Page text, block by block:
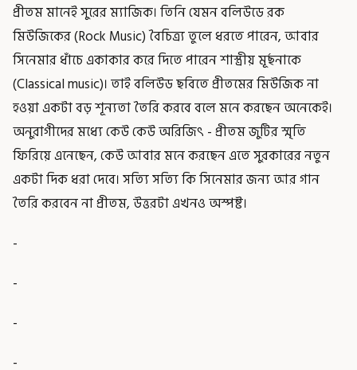
প্রীতম মানেই সুরের ম্যাজিক। তিনি যেমন বলিউডে রক
মিউজিকের (Rock Music) বৈচিত্র্য তুলে ধরতে পারেন, আবার
সিনেমার ধাঁচে একাকার করে দিতে পারেন শাস্ত্রীয় মূর্ছনাকে
(Classical music)। তাই বলিউড ছবিতে প্রীতমের মিউজিক না
হওয়া একটা বড় শূন্যতা তৈরি করবে বলে মনে করছেন অনেকেই।
অনুরাগীদের মধ্যে কেউ কেউ অরিজিৎ - প্রীতম জুটির স্মৃতি
ফিরিয়ে এনেছেন, কেউ আবার মনে করছেন এতে সুরকারের নতুন
একটা দিক ধরা দেবে। সত্যি সত্যি কি সিনেমার জন্য আর গান
তৈরি করবেন না প্রীতম, উত্তরটা এখনও অস্পষ্ট।
-
-
-
-